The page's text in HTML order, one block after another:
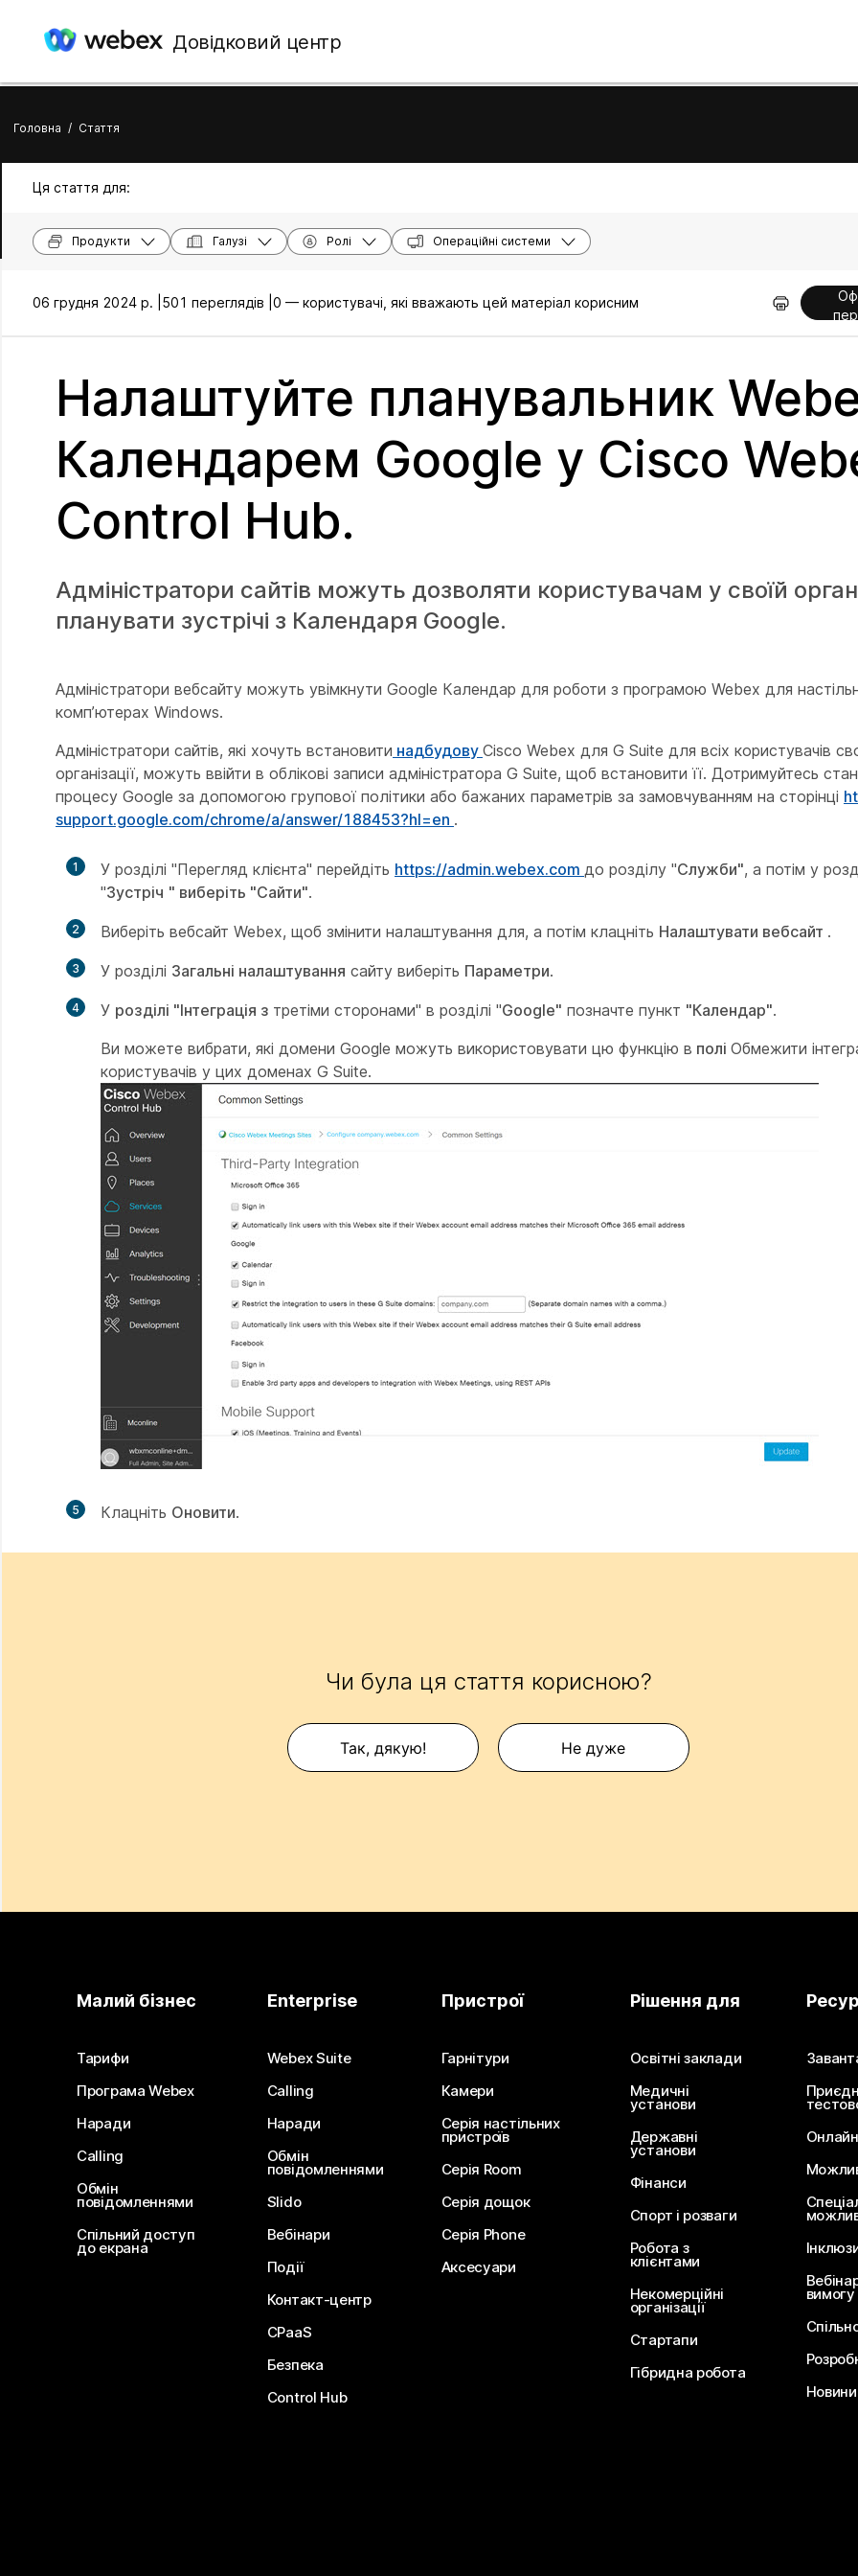
Довідковий центр
Головна / Стаття
Ця стаття для:
Продукти Галузі Ролі Операційні системи
06 грудня 2024 р. | 501 переглядів | 0 — користувачі, які вважають цей матеріал корисним
Налаштуйте планувальник
Календарем Google у Cisco
Control Hub.
Адміністратори сайтів можуть дозволяти користувачам у своїй
планувати зустрічі з Календаря Google.
Адміністратори вебсайту можуть увімкнути Google Календар для роботи з програмою Webex для
комп’ютерах Windows.
Адміністратори сайтів, які хочуть встановити надбудову Cisco Webex для G Suite для всіх користувачів
організації, можуть ввійти в облікові записи адміністратора G Suite, щоб встановити її. Дотримуйтесь
процесу Google за допомогою групової політики або бажаних параметрів за замовчуванням на сторінці
support.google.com/​chrome/​a/​answer/​188453?hl=en .
1 У розділі "Перегляд клієнта" перейдіть https://admin.webex.com до розділу "Служби", а потім у
"Зустріч " виберіть "Сайти".
2 Виберіть вебсайт Webex, щоб змінити налаштування для, а потім клацніть Налаштувати вебсайт .
3 У розділі Загальні налаштування сайту виберіть Параметри.
4 У розділі "Інтеграція з третіми сторонами" в розділі "Google" позначте пункт "Календар".
Ви можете вибрати, які домени Google можуть використовувати цю функцію в полі Обмежити
користувачів у цих доменах G Suite.
5 Клацніть Оновити.
Чи була ця стаття корисною?
Так, дякую! Не дуже
Малий бізнес
Тарифи
Програма Webex
Наради
Calling
Обмін
повідомленнями
Спільний доступ
до екрана
Enterprise
Webex Suite
Calling
Наради
Обмін
повідомленнями
Slido
Вебінари
Події
Контакт-центр
CPaaS
Безпека
Control Hub
Пристрої
Гарнітури
Камери
Серія настільних
пристроїв
Серія Room
Серія дощок
Серія Phone
Аксесуари
Рішення для
Освітні заклади
Медичні
установи
Державні
установи
Фінанси
Спорт і розваги
Робота з
клієнтами
Некомерційні
організації
Стартапи
Гібридна робота
вимогу
Новини